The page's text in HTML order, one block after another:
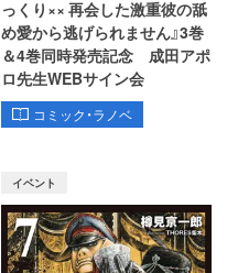
っくり×× 再会した激重彼の舐
め愛から逃げられません』3巻
＆4巻同時発売記念 成田アポ
ロ先生WEBサイン会
コミック・ラノベ
イベント